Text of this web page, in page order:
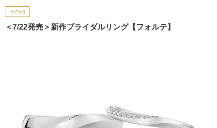
その他
＜7/22発売＞新作ブライダルリング【フォルテ】